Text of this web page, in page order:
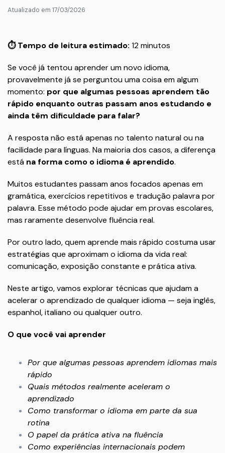
Atualizado em 17/03/2026
⏱️ Tempo de leitura estimado: 12 minutos
Se você já tentou aprender um novo idioma,
provavelmente já se perguntou uma coisa em algum
momento: por que algumas pessoas aprendem tão
rápido enquanto outras passam anos estudando e
ainda têm dificuldade para falar?
A resposta não está apenas no talento natural ou na
facilidade para línguas. Na maioria dos casos, a diferença
está na forma como o idioma é aprendido.
Muitos estudantes passam anos focados apenas em
gramática, exercícios repetitivos e tradução palavra por
palavra. Esse método pode ajudar em provas escolares,
mas raramente desenvolve fluência real.
Por outro lado, quem aprende mais rápido costuma usar
estratégias que aproximam o idioma da vida real:
comunicação, exposição constante e prática ativa.
Neste artigo, vamos explorar técnicas que ajudam a
acelerar o aprendizado de qualquer idioma — seja inglês,
espanhol, italiano ou qualquer outro.
O que você vai aprender
Por que algumas pessoas aprendem idiomas mais
rápido
Quais métodos realmente aceleram o
aprendizado
Como transformar o idioma em parte da sua
rotina
O papel da prática ativa na fluência
Como experiências internacionais podem